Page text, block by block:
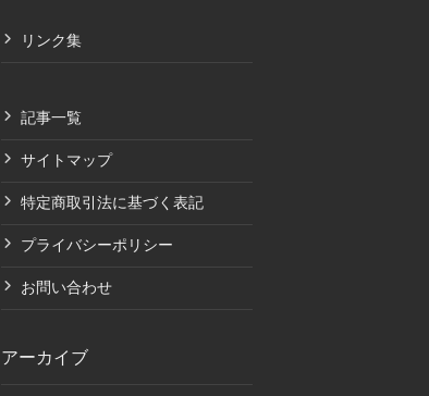
リンク集
記事一覧
サイトマップ
特定商取引法に基づく表記
プライバシーポリシー
お問い合わせ
アーカイブ